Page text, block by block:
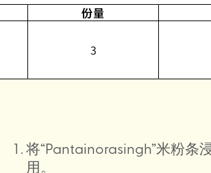
份量
3
将“Pantainorasingh”米粉条
用。